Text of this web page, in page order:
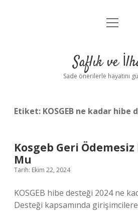
Anasayfa
Yasal Uyarı
menüyü
Saflık ve
Sade önerilerle hayatını
Etiket: KOSGEB ne kadar
Kosgeb Geri
Mu
Tarih: Ekim 22, 2024
KOSGEB hibe desteği 2024 ne
Desteği kapsamında